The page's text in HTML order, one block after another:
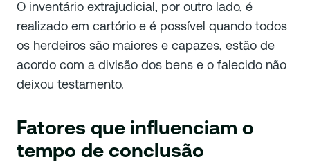
O inventário extrajudicial, por outro lado, é
realizado em cartório e é possível quando todos
os herdeiros são maiores e capazes, estão de
acordo com a divisão dos bens e o falecido não
deixou testamento.
Fatores que influenciam o
tempo de conclusão